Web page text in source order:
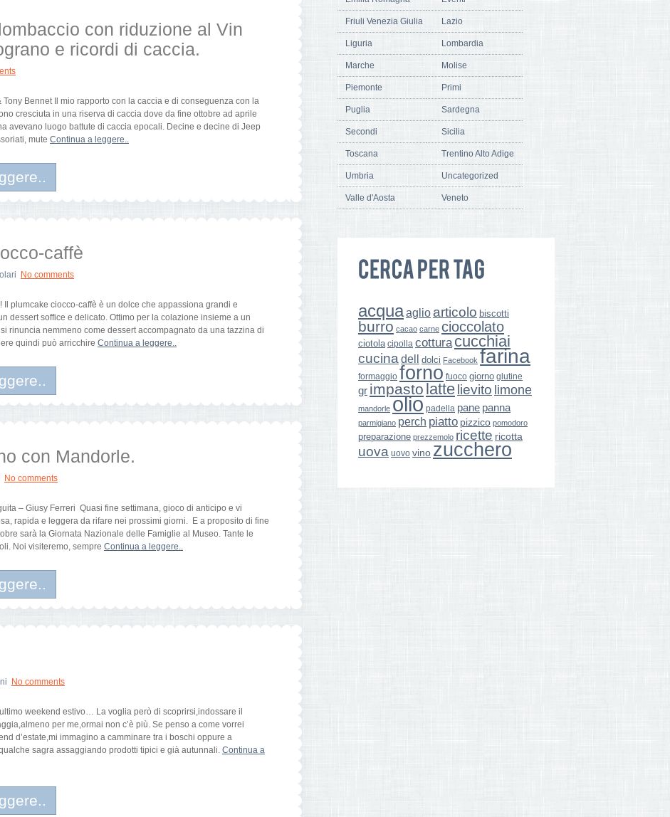
con riduzione al Vin
e ricordi di caccia.
Tony Bennet Il mio rapporto con la caccia e di conseguenza con la
cresciuta in una riserva di caccia dove da fine ottobre ad aprile
avevano luogo battute di caccia epocali. Decine e decine di Jeep
mute Continua a leggere..
caffè
No comments
Il plumcake ciocco-caffè è un dolce che appassiona grandi e
dessert soffice e delicato. Ottimo per la colazione insieme a un
rinuncia nemmeno come dessert accompagnato da una tazzina di
quindi può arricchire Continua a leggere..
con Mandorle.
No comments
– Giusy Ferreri Quasi fine settimana, gioco di anticipo e vi
rapida e leggera da rifare nei prossimi giorni. E a proposito di fine
sarà la Giornata Nazionale delle Famiglie al Museo. Tante le
Noi visiteremo, sempre Continua a leggere..
No comments
weekend estivo… La voglia però di scoprirsi,indossare il
per me,ormai non c’è più. Se penso a come vorrei
d’estate,mi immagino a camminare tra i boschi oppure a
sagra assaggiando prodotti tipici e già autunnali. Continua a
Friuli Venezia Giulia Lazio
Liguria Lombardia
Marche Molise
Piemonte Primi
Puglia Sardegna
Secondi Sicilia
Toscana Trentino Alto Adige
Umbria Uncategorized
Valle d'Aosta Veneto
acquaaglio articolo biscotti
burro cacao carne cioccolato
ciotola cipolla cottura cucchiai
cucina dell dolci Facebook farina
formaggio forno fuoco giorno glutine
gr impasto latte lievito limone
mandorle olio padella pane panna
parmigiano perch piatto pizzico pomodoro
preparazione prezzemolo ricette ricotta
uova uovo vino zucchero